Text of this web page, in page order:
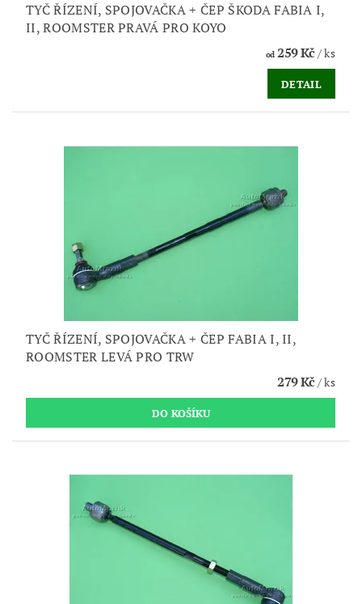
TYČ ŘÍZENÍ, SPOJOVAČKA + ČEP ŠKODA FABIA I,
II, ROOMSTER PRAVÁ PRO KOYO
od259 Kč/ ks
DETAIL
TYČ ŘÍZENÍ, SPOJOVAČKA + ČEP FABIA I, II,
ROOMSTER LEVÁ PRO TRW
279 Kč/ ks